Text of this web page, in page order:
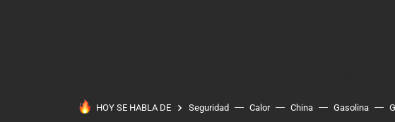
HOY SE HABLA DE Seguridad Calor China Gasolina